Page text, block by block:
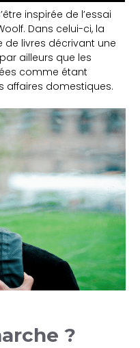
inspirée de l’essai
Dans celui-ci, la
livres décrivant une
ailleurs que les
comme étant
affaires domestiques.
?